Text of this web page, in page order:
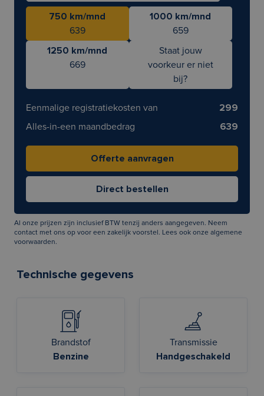
750 km/mnd
639
1000 km/mnd
659
1250 km/mnd
669
Staat jouw
voorkeur er niet
bij?
Eenmalige registratiekosten van
299
Alles-in-een maandbedrag
639
Al onze prijzen zijn inclusief BTW tenzij anders aangegeven. Neem
contact met ons op voor een zakelijk voorstel. Lees ook onze algemene
voorwaarden.
Technische gegevens
Brandstof
Benzine
Transmissie
Handgeschakeld